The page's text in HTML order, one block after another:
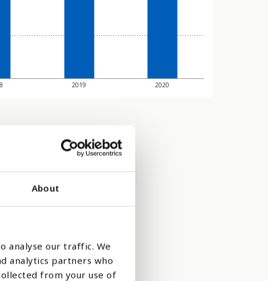
About
analyse our traffic. We
analytics partners who
from your use of
2019 2020